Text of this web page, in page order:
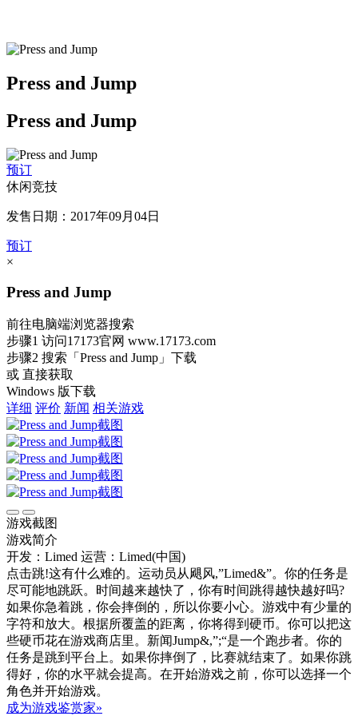
Press and Jump
Press and Jump
预订
休闲竞技
发售日期：2017年09月04日
预订
×
Press and Jump
前往电脑端浏览器搜索
步骤1 访问17173官网 www.17173.com
步骤2 搜索 「Press and Jump」 下载
或 直接获取
Windows 版下载
详细 评价 新闻 相关游戏
游戏截图
游戏简介
开发：Limed 运营：Limed(中国)
点击跳!这有什么难的。运动员从飓风,”Limed&”。你的任务是
尽可能地跳跃。时间越来越快了，你有时间跳得越快越好吗?
如果你急着跳，你会摔倒的，所以你要小心。游戏中有少量的
字符和放大。根据所覆盖的距离，你将得到硬币。你可以把这
些硬币花在游戏商店里。新闻Jump&,”;“是一个跑步者。你的
任务是跳到平台上。如果你摔倒了，比赛就结束了。如果你跳
得好，你的水平就会提高。在开始游戏之前，你可以选择一个
角色并开始游戏。
成为游戏鉴赏家»